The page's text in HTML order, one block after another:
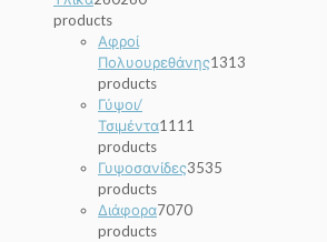
products
Αφροί
Πολυουρεθάνης1313
products
Γύψοι/
Τσιμέντα1111
products
Γυψοσανίδες3535
products
Διάφορα7070
products